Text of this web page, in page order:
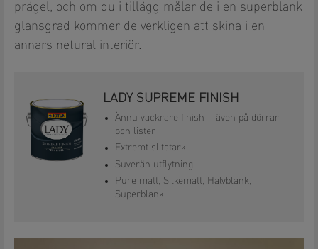
prägel, och om du i tillägg målar de i en superblank
glansgrad kommer de verkligen att skina i en
annars netural interiör.
LADY SUPREME FINISH
Ännu vackrare finish – även på dörrar
och lister
Extremt slitstark
Suverän utflytning
Pure matt, Silkematt, Halvblank,
Superblank